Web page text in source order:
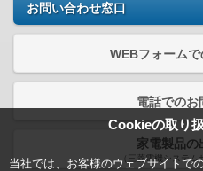
Cookieの取り
当社では、お客様のウェブサイトで
お問い合わせ窓口
WEBフォーム
電話でのお
家電製品の
（三菱電機システ